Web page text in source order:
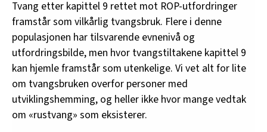
Tvang etter kapittel 9 rettet mot ROP-utfordringer
framstår som vilkårlig tvangsbruk. Flere i denne
populasjonen har tilsvarende evnenivå og
utfordringsbilde, men hvor tvangstiltakene kapittel 9
kan hjemle framstår som utenkelige. Vi vet alt for lite
om tvangsbruken overfor personer med
utviklingshemming, og heller ikke hvor mange vedtak
om «rustvang» som eksisterer.